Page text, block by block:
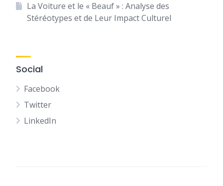
La Voiture et le « Beauf » : Analyse des
Stéréotypes et de Leur Impact Culturel
Social
Facebook
Twitter
LinkedIn